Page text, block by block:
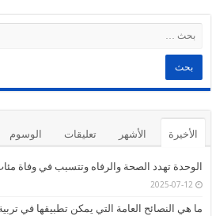
الأخيرة الأشهر تعليقات الوسوم
الوحدة تهدد الصحة والرفاه وتتسبب في وفاة
2025-07-12
ما هي النصائح العامة التي يمكن تطبيقها في